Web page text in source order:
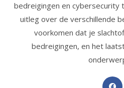
bedreigingen en cybersecurity
uitleg over de verschillende
voorkomen dat je
bedreigingen, en het